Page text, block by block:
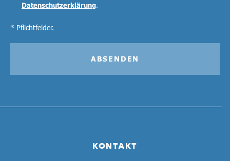
KONTAKT
Datenschutzerklärung.
* Pflichtfelder.
ABSENDEN